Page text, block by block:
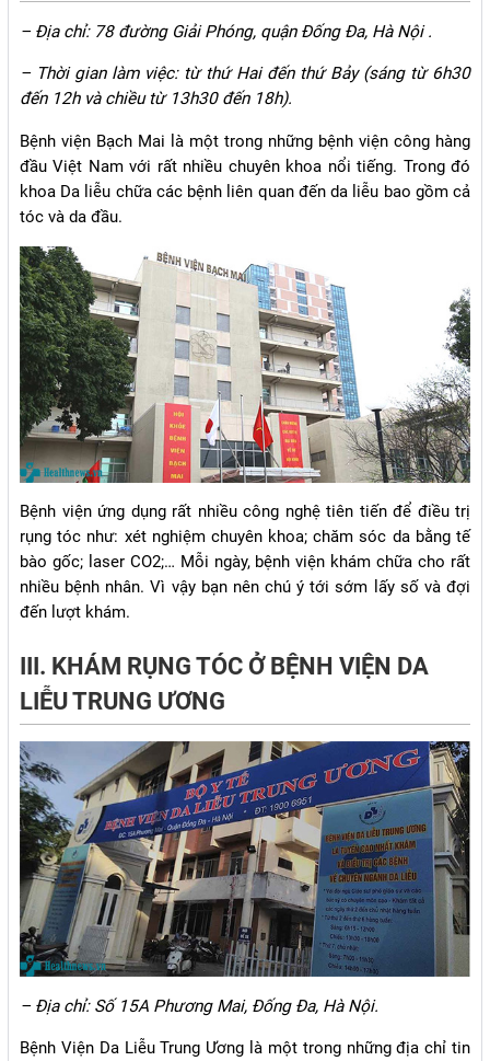
– Địa chỉ: 78 đường Giải Phóng, quận Đống Đa, Hà Nội .
– Thời gian làm việc: từ thứ Hai đến thứ Bảy (sáng từ 6h30
đến 12h và chiều từ 13h30 đến 18h).
Bệnh viện Bạch Mai là một trong những bệnh viện công hàng
đầu Việt Nam với rất nhiều chuyên khoa nổi tiếng. Trong đó
khoa Da liễu chữa các bệnh liên quan đến da liễu bao gồm cả
tóc và da đầu.
Bệnh viện ứng dụng rất nhiều công nghệ tiên tiến để điều trị
rụng tóc như: xét nghiệm chuyên khoa; chăm sóc da bằng tế
bào gốc; laser CO2;… Mỗi ngày, bệnh viện khám chữa cho rất
nhiều bệnh nhân. Vì vậy bạn nên chú ý tới sớm lấy số và đợi
đến lượt khám.
III. KHÁM RỤNG TÓC Ở BỆNH VIỆN DA
LIỄU TRUNG ƯƠNG
– Địa chỉ: Số 15A Phương Mai, Đống Đa, Hà Nội.
Bệnh Viện Da Liễu Trung Ương là một trong những địa chỉ tin